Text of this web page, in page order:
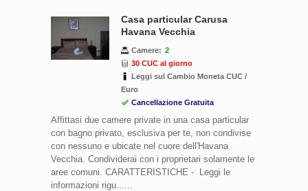
Casa particular Carusa
Havana Vecchia
Camere: 2
30 CUC al giorno
Leggi sul Cambio Moneta CUC /
Euro
Cancellazione Gratuita
Affittasi due camere private in una casa particular
con bagno privato, esclusiva per te, non condivise
con nessuno e ubicate nel cuore dell'Havana
Vecchia. Condividerai con i proprietari solamente le
aree comuni. CARATTERISTICHE - Leggi le
informazioni rigu......